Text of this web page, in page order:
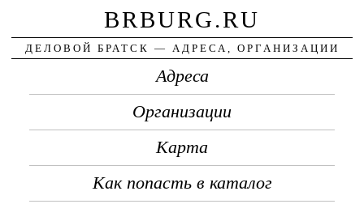
BRBURG.RU
ДЕЛОВОЙ БРАТСК — АДРЕСА, ОРГАНИЗАЦИИ
Адреса
Организации
Карта
Как попасть в каталог